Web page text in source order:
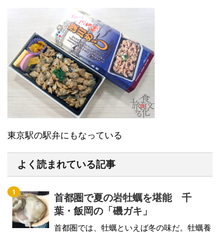
東京駅の駅弁にもなっている
よく読まれている記事
首都圏で夏の岩牡蠣を堪能 千
葉・飯岡の「磯ガキ」
首都圏では、牡蠣といえば冬の味だ。牡蠣養